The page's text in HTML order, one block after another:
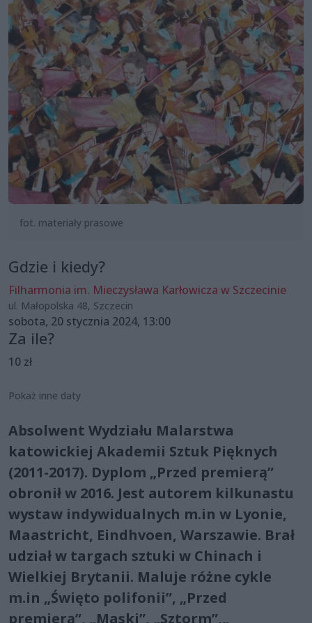
fot. materiały prasowe
Gdzie i kiedy?
Filharmonia im. Mieczysława Karłowicza w Szczecinie
ul. Małopolska 48, Szczecin
sobota, 20 stycznia 2024, 13:00
Za ile?
10 zł
Pokaż inne daty
Absolwent Wydziału Malarstwa
katowickiej Akademii Sztuk Pięknych
(2011-2017). Dyplom „Przed premierą”
obronił w 2016. Jest autorem kilkunastu
wystaw indywidualnych m.in w Lyonie,
Maastricht, Eindhvoen, Warszawie. Brał
udział w targach sztuki w Chinach i
Wielkiej Brytanii. Maluje różne cykle
m.in „Święto polifonii”, „Przed
premierą”, „Maski”, „Sztorm”,„